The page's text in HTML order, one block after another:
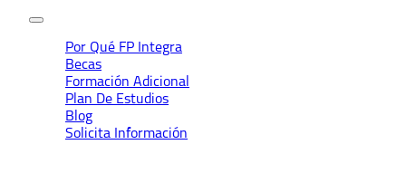
Por Qué FP Integra
Becas
Formación Adicional
Plan De Estudios
Blog
Solicita Información